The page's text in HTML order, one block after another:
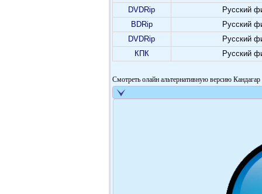
DVDRip
Русский
BDRip
Русский
DVDRip
Русский
КПК
Русский
Смотреть олайн альтернативную версию